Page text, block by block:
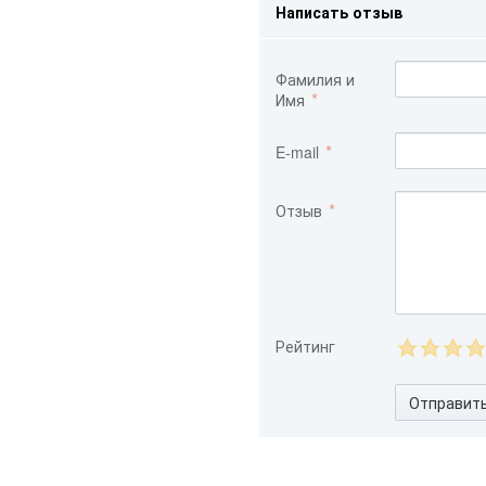
Написать отзыв
Фамилия и
Имя
E-mail
Отзыв
Рейтинг